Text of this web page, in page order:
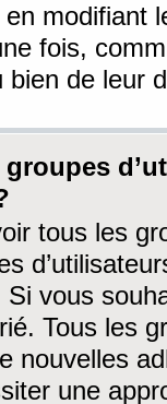
modifiant
fois,
bien de leur
tous les
Si vous
Tous les
nouvelles
une